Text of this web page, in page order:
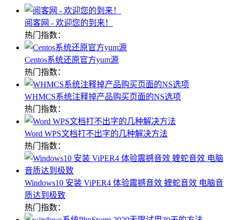
阅客网 - 欢迎您的到来！
热门指数：
Centos系统还原官方yum源
热门指数：
WHMCS系统注释掉产品购买页面的NS选项
热门指数：
Word WPS文档打不出字的几种解决方法
热门指数：
Windows10 安装 ViPER4 体验震撼音效 蝰蛇音效 电脑音
质达到极致
热门指数：